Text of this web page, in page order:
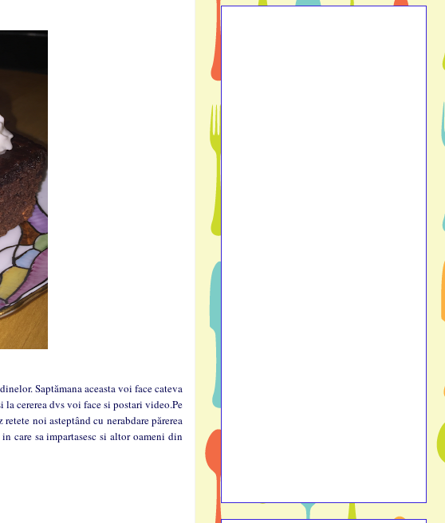
Saptămana aceasta voi face cateva
cererea dvs voi face si postari video.Pe
noi asteptând cu nerabdare părerea
care sa impartasesc si altor oameni din